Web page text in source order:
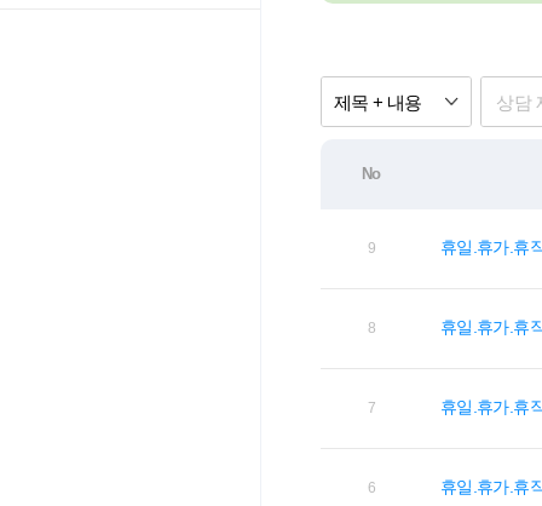
제목 + 내용
No
9 휴일.휴가.휴
8 휴일.휴가.휴
7 휴일.휴가.휴
6 휴일.휴가.휴